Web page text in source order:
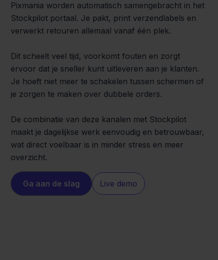
Pixmania worden automatisch samengebracht in het
Stockpilot portaal. Je pakt, print verzendlabels en
verwerkt retouren allemaal vanaf één plek.
Dit scheelt veel tijd, voorkomt fouten en zorgt
ervoor dat je sneller kunt uitleveren aan je klanten.
Je hoeft niet meer te schakelen tussen schermen of
je zorgen te maken over dubbele orders.
De combinatie van deze kanalen met Stockpilot
maakt je dagelijkse werk eenvoudig en betrouwbaar,
wat direct voelbaar is in minder stress en meer
overzicht.
Ga aan de slag Live demo